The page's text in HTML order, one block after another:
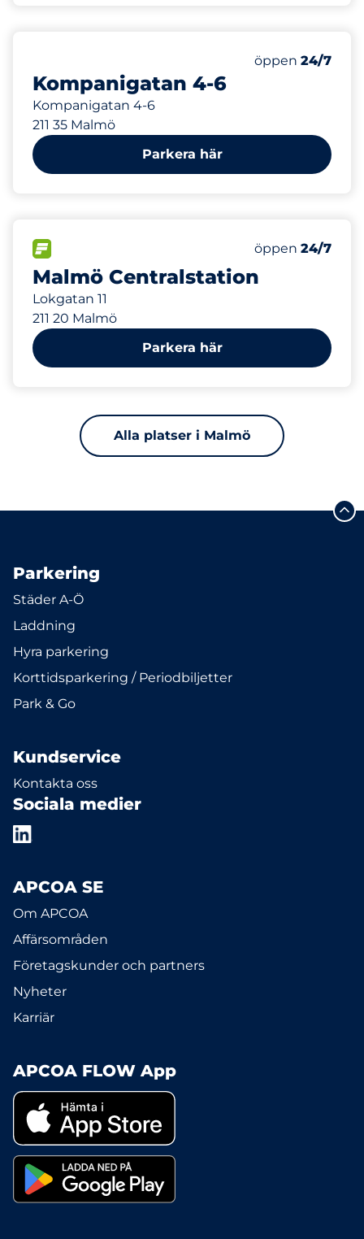
Kompanigatan 4-6
Kompanigatan 4-6
211 35 Malmö
Måndag
öppen 24/7
Parkera här
Malmö Centralstation
Lokgatan 11
211 20 Malmö
Antal
Totalt antal
Electric Car
Måndag
öppen 24/7
Parkera här
Alla platser i Malmö
Parkering
Städer A-Ö
Laddning
Hyra parkering
Korttidsparkering / Periodbiljetter
Park & Go
Kundservice
Kontakta oss
Sociala medier
APCOA SE
Om APCOA
Affärsområden
Företagskunder och partners
Nyheter
Karriär
APCOA FLOW App